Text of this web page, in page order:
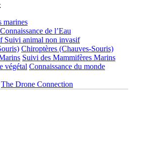
marines
Connaissance de l’Eau
Suivi animal non invasif
Chiroptères (Chauves-Souris)
Suivi des Mammifères Marins
végétal Connaissance du monde
The Drone Connection